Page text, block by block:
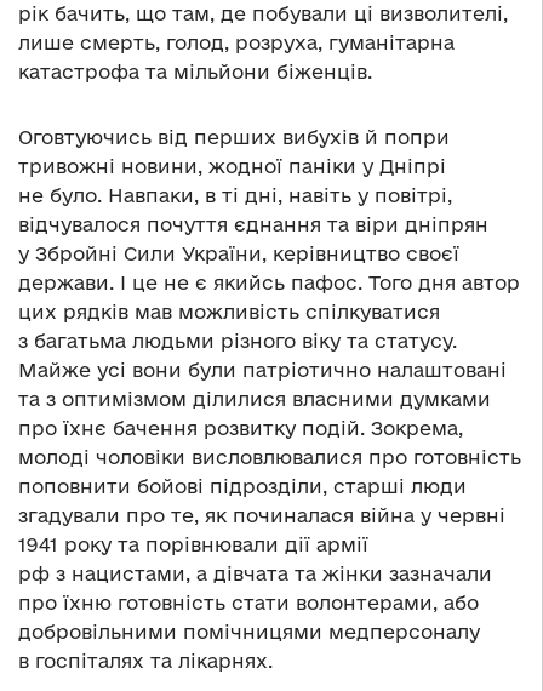
рік бачить, що там, де побували ці визволителі,
лише смерть, голод, розруха, гуманітарна
катастрофа та мільйони біженців.
Оговтуючись від перших вибухів й попри
тривожні новини, жодної паніки у Дніпрі
не було. Навпаки, в ті дні, навіть у повітрі,
відчувалося почуття єднання та віри дніпрян
у Збройні Сили України, керівництво своєї
держави. І це не є якийсь пафос. Того дня автор
цих рядків мав можливість спілкуватися
з багатьма людьми різного віку та статусу.
Майже усі вони були патріотично налаштовані
та з оптимізмом ділилися власними думками
про їхнє бачення розвитку подій. Зокрема,
молоді чоловіки висловлювалися про готовність
поповнити бойові підрозділи, старші люди
згадували про те, як починалася війна у червні
1941 року та порівнювали дії армії
рф з нацистами, а дівчата та жінки зазначали
про їхню готовність стати волонтерами, або
добровільними помічницями медперсоналу
в госпіталях та лікарнях.